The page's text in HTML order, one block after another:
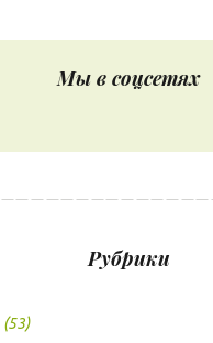
Мы в соцсетях
Рубрики
(53)